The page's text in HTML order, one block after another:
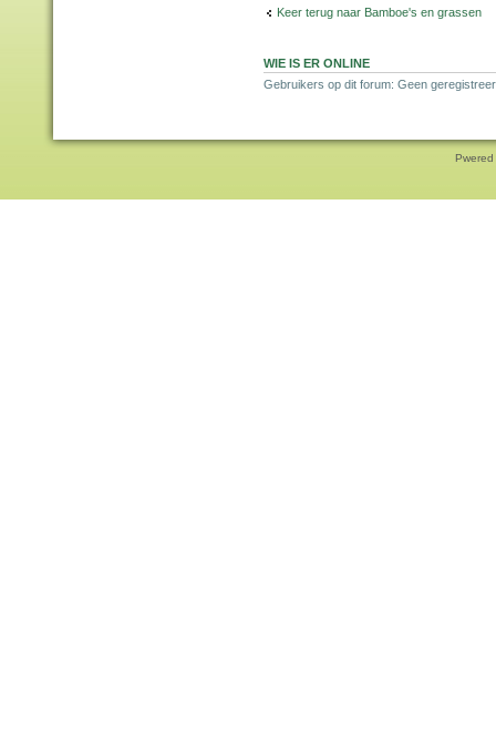
Keer terug naar Bamboe's en grassen
WIE IS ER ONLINE
Gebruikers op dit forum: Geen